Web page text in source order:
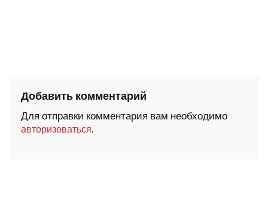
Добавить комментарий
Для отправки комментария вам необходимо
авторизоваться.